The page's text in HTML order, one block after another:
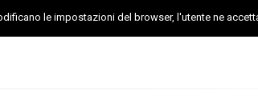
le impostazioni del browser, l'utente ne